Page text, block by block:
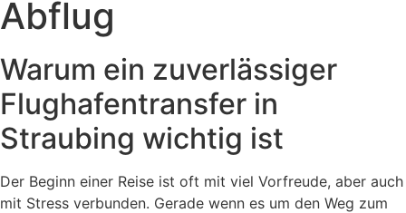
Abflug
Warum ein zuverlässiger
Flughafentransfer in
Straubing wichtig ist
Der Beginn einer Reise ist oft mit viel Vorfreude, aber auch
mit Stress verbunden. Gerade wenn es um den Weg zum